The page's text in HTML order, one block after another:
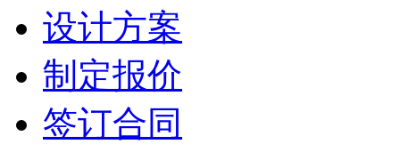
设计方案
制定报价
签订合同